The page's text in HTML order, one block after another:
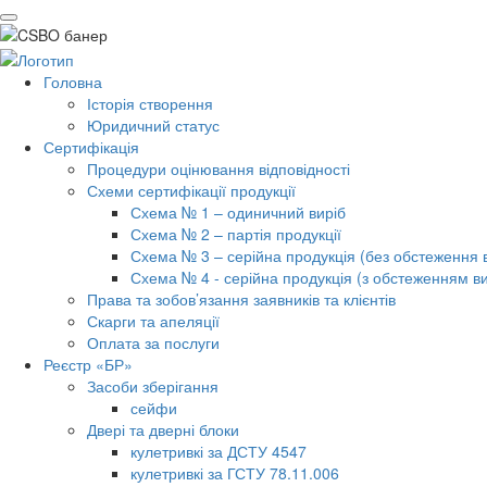
Головна
Історія створення
Юридичний статус
Сертифікація
Процедури оцінювання відповідності
Схеми сертифікації продукції
Схема № 1 – одиничний виріб
Схема № 2 – партія продукції
Схема № 3 – серійна продукція (без обстеження
Схема № 4 - серійна продукція (з обстеженням
Права та зобов’язання заявників та клієнтів
Скарги та апеляції
Оплата за послуги
Реєстр «БР»
Засоби зберігання
сейфи
Двері та дверні блоки
кулетривкі за ДСТУ 4547
кулетривкі за ГСТУ 78.11.006